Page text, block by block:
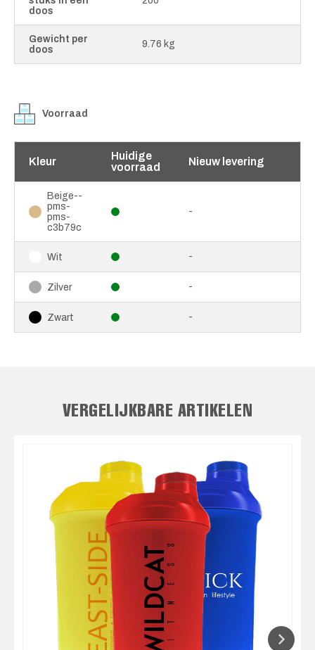
doos
Gewicht per
doos
9.76 kg
Voorraad
Kleur
Huidige
voorraad
Nieuw levering
Beige--
pms-
pms-
c3b79c
-
Wit -
Zilver -
Zwart -
VERGELIJKBARE ARTIKELEN